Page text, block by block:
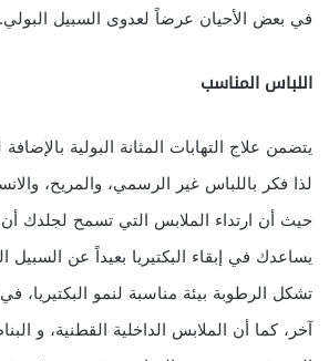
في بعض الأحيان عرضاً لعدوى السبيل البولي.
اللباس المناسب
يتضمن علاج التهابات المثانة البولية
لذا فكر باللباس غير الرسمي، والمريح،
حيث أن ارتداء الملابس التي تسمح لجلدك
يساعدك في إبقاء البكتيريا بعيداً عن السبيل
تشكل الرطوبة بيئة مناسبة لنمو البكتيريا،
آخر، كما أن الملابس الداخلية القطنية، و